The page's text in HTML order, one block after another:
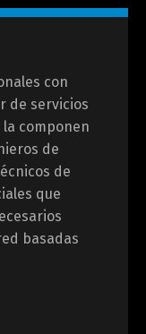
con
de servicios
componen
de
de
que
basadas